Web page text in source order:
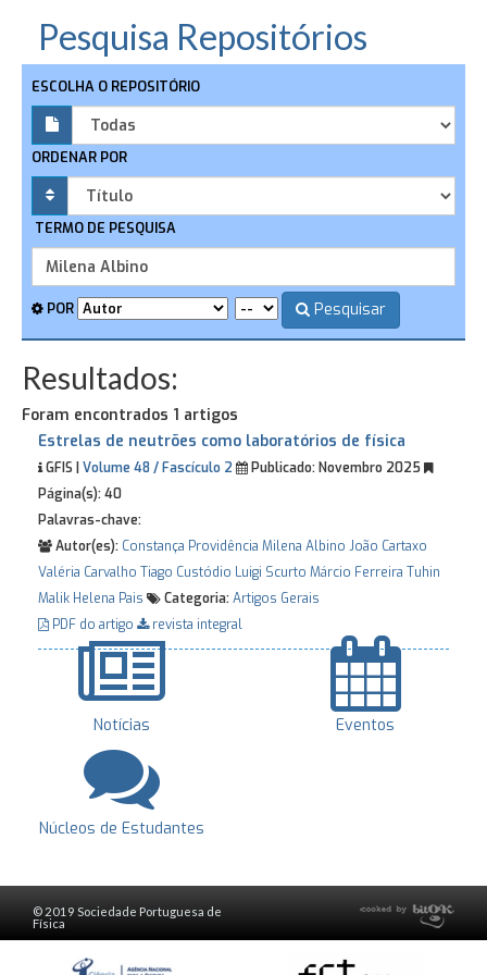
Pesquisa Repositórios
ESCOLHA O REPOSITÓRIO
ORDENAR POR
TERMO DE PESQUISA
POR Pesquisar
Resultados:
Foram encontrados 1 artigos
Estrelas de neutrões como laboratórios de física
GFIS | Volume 48 / Fascículo 2 Publicado: Novembro 2025
Página(s):40
Palavras-chave:
Autor(es): Constança Providência Milena Albino João Cartaxo
Valéria Carvalho Tiago Custódio Luigi Scurto Márcio Ferreira Tuhin
Malik Helena Pais Categoria:Artigos Gerais
PDF do artigo
revista integral
Notícias Eventos
Núcleos de Estudantes
© 2019 Sociedade Portuguesa de
Física